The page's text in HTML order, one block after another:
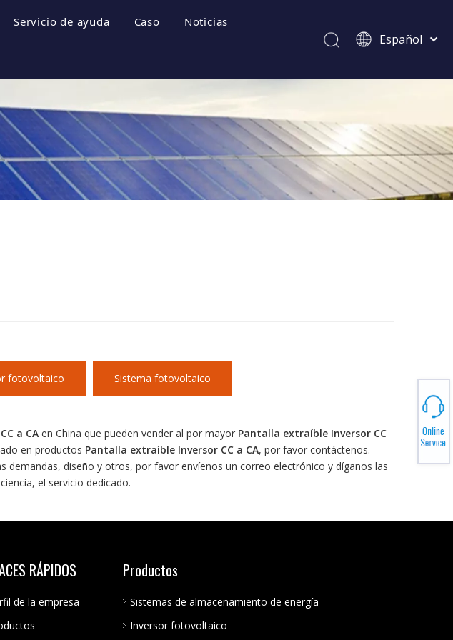
Servicio de ayuda
Preguntas más frecuentes
Videos
Caso Noticias
Español
Kiswahili
Italiano
Deutsch
Português
Pусский
Français
fotovoltaico Sistema fotovoltaico
a CA en China que pueden vender al por mayor Pantalla extraíble Inversor CC
en productos Pantalla extraíble Inversor CC a CA, por favor contáctenos.
demandas, diseño y otros, por favor envíenos un correo electrónico y díganos las
el servicio dedicado.
RÁPIDOS
de la empresa
Productos
Sistemas de almacenamiento de energía
Inversor fotovoltaico